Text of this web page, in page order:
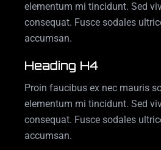
elementum mi tincidunt. Sed
consequat. Fusce sodales
accumsan.
Heading H4
Proin faucibus ex nec mauris
elementum mi tincidunt. Sed
consequat. Fusce sodales
accumsan.